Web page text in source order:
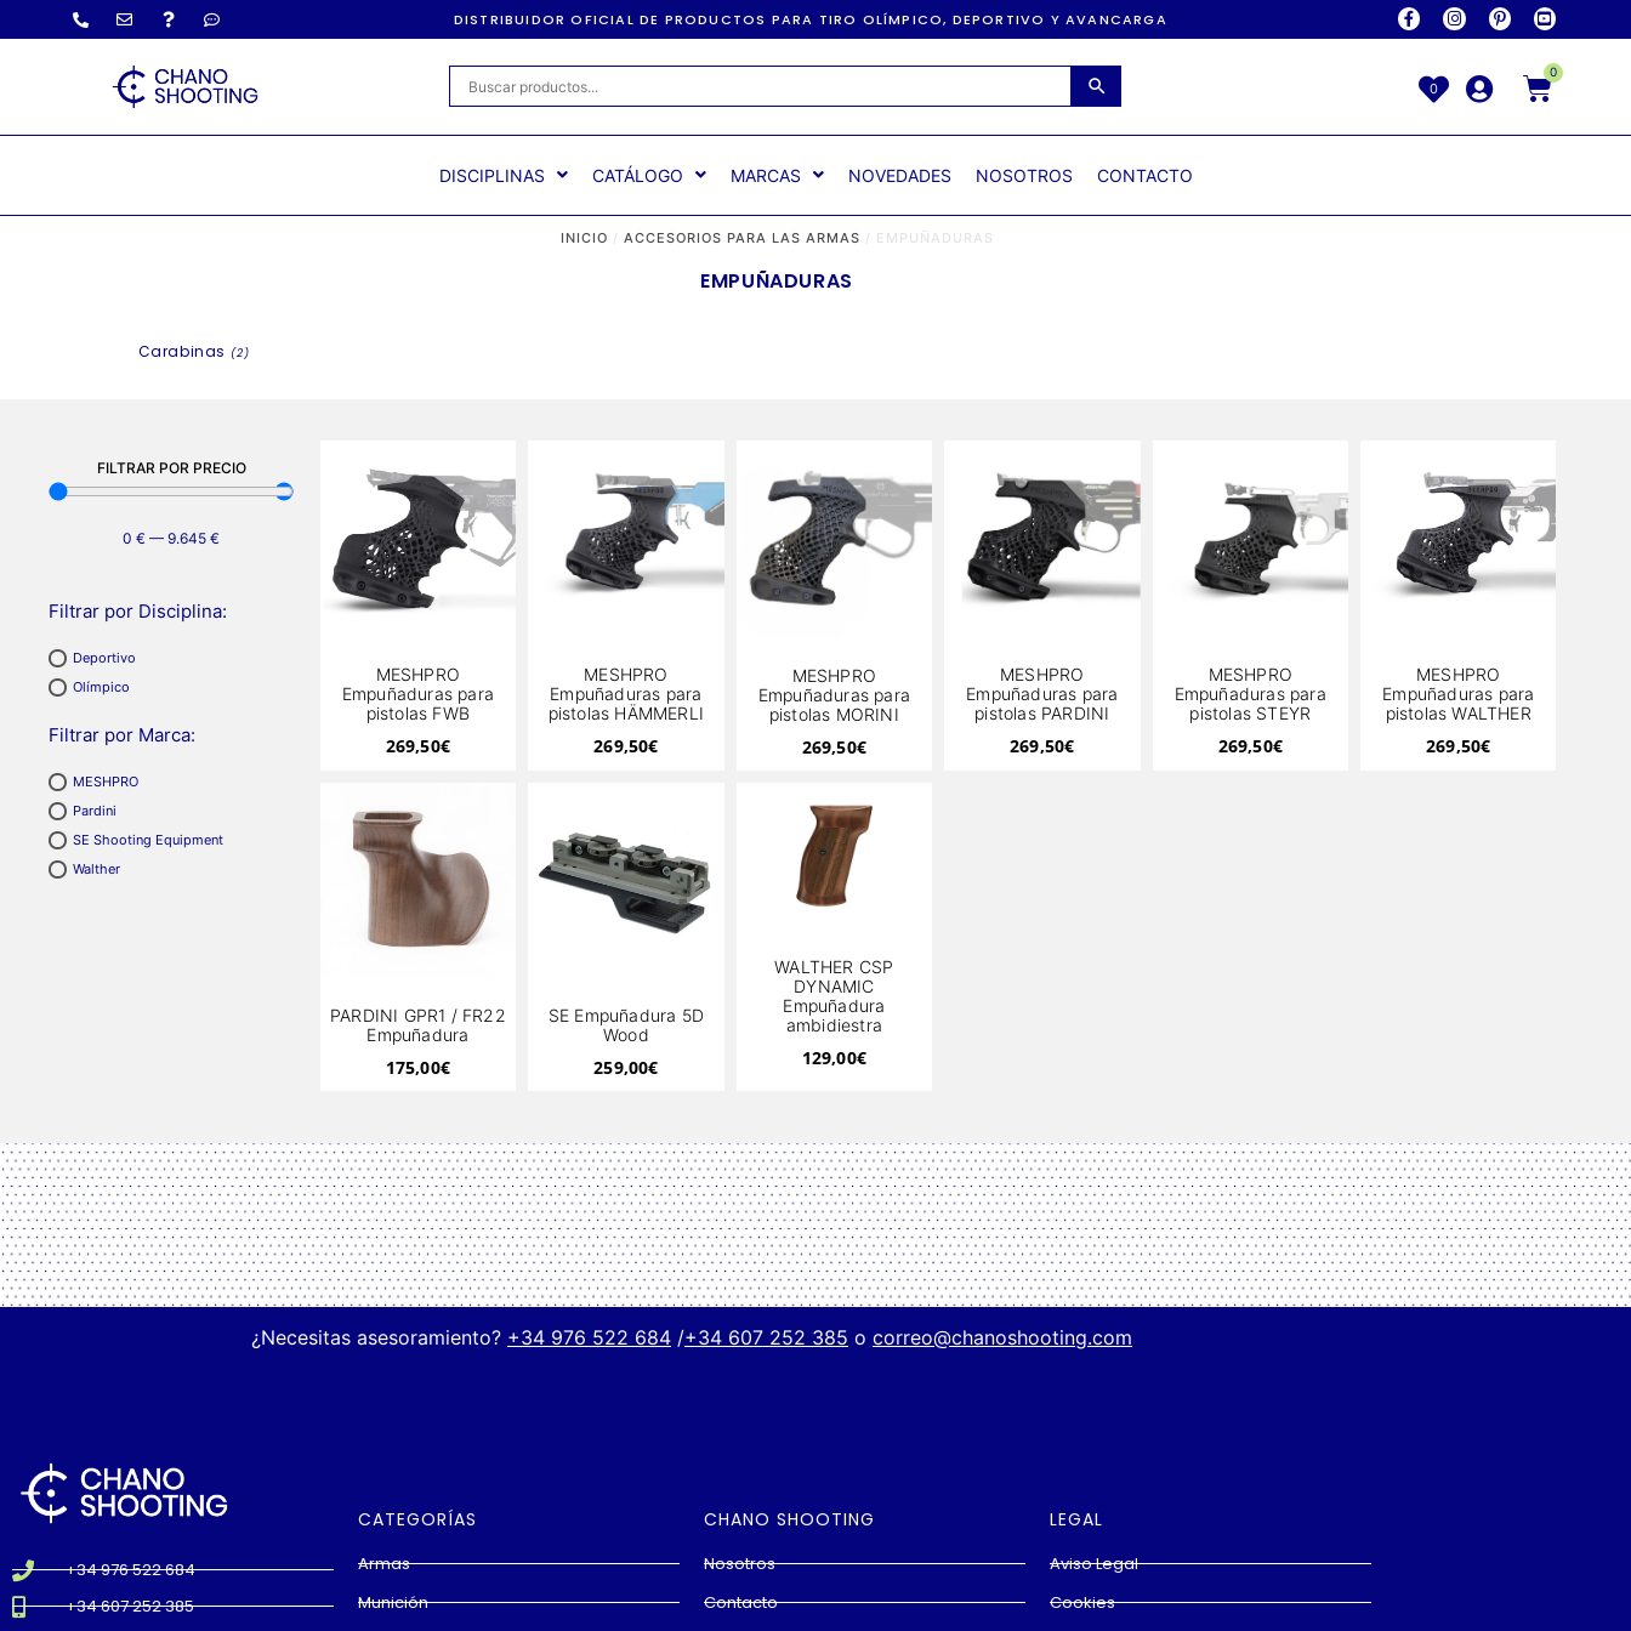
DISTRIBUIDOR OFICIAL DE PRODUCTOS PARA TIRO OLÍMPICO, DEPORTIVO Y AVANCARGA
0
0
DISCIPLINAS CATÁLOGO MARCAS NOVEDADES NOSOTROS CONTACTO
INICIO / ACCESORIOS PARA LAS ARMAS / EMPUÑADURAS
EMPUÑADURAS
Carabinas (2)
FILTRAR POR PRECIO
0 € —9.645 €
Filtrar por Disciplina:
Deportivo
Olímpico
Filtrar por Marca:
MESHPRO
Pardini
SE Shooting Equipment
Walther
MESHPRO
Empuñaduras para
pistolas FWB
269,50€
MESHPRO
Empuñaduras para
pistolas HÄMMERLI
269,50€
MESHPRO
Empuñaduras para
pistolas MORINI
269,50€
MESHPRO
Empuñaduras para
pistolas PARDINI
269,50€
MESHPRO
Empuñaduras para
pistolas STEYR
269,50€
MESHPRO
Empuñaduras para
pistolas WALTHER
269,50€
PARDINI GPR1 / FR22
Empuñadura
175,00€
SE Empuñadura 5D
Wood
259,00€
WALTHER CSP
DYNAMIC
Empuñadura
ambidiestra
129,00€
¿Necesitas asesoramiento? +34 976 522 684 /+34 607 252 385 o correo@chanoshooting.com
+34 976 522 684
+34 607 252 385
CATEGORÍAS
Armas
Munición
CHANO SHOOTING
Nosotros
Contacto
LEGAL
Aviso Legal
Cookies